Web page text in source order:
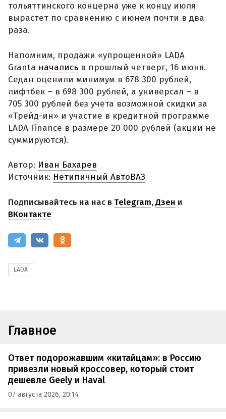
тольяттинского концерна уже к концу июля
вырастет по сравнению с июнем почти в два
раза.
Напомним, продажи «упрощенной» LADA
Granta начались в прошлый четверг, 16 июня.
Седан оценили минимум в 678 300 рублей,
лифтбек – в 698 300 рублей, а универсал – в
705 300 рублей без учета возможной скидки за
«Трейд-ин» и участие в кредитной программе
LADA Finance в размере 20 000 рублей (акции не
суммируются).
Автор: Иван Бахарев
Источник: Нетипичный АвтоВАЗ
Подписывайтесь на нас в Telegram,Дзен и
ВКонтакте
LADA
Главное
Ответ подорожавшим «китайцам»: в Россию
привезли новый кроссовер, который стоит
дешевле Geely и Haval
07 августа 2026, 20:14